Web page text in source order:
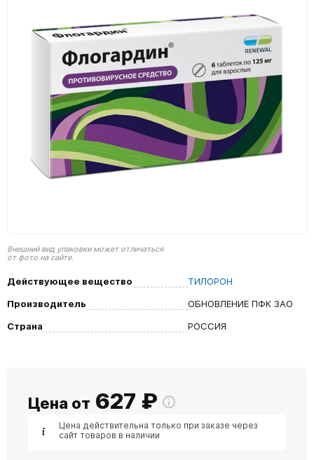
Внешний вид упаковки может отличаться
от фото на сайте.
Действующее вещество
ТИЛОРОН
Производитель
ОБНОВЛЕНИЕ ПФК ЗАО
Страна
РОССИЯ
Цена от 627 ₽
Цена действительна только при заказе через
сайт товаров в наличии